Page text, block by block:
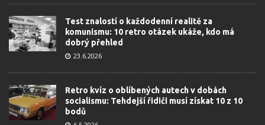
Test znalostí o každodenní realitě za
komunismu: 10 retro otázek ukáže, kdo má
dobrý přehled
23.6.2026
Retro kvíz o oblíbených autech v dobách
socialismu: Tehdejší řidiči musí získat 10 z 10
bodů